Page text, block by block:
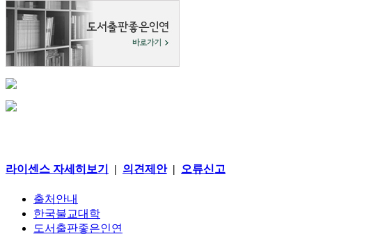
라이센스 자세히보기 | 의견제안| 오류신고
출처안내
한국불교대학
도서출판좋은인연